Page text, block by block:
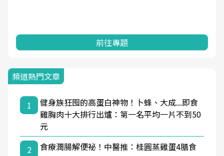
前往專題
頻道熱門文章
1
健身族狂囤的高蛋白神物！卜蜂、大成...即食
雞胸肉十大排行出爐：第一名平均一片不到50
元
2
食療潤腸解便祕！中醫推：桂圓蒸雞蛋4膳食